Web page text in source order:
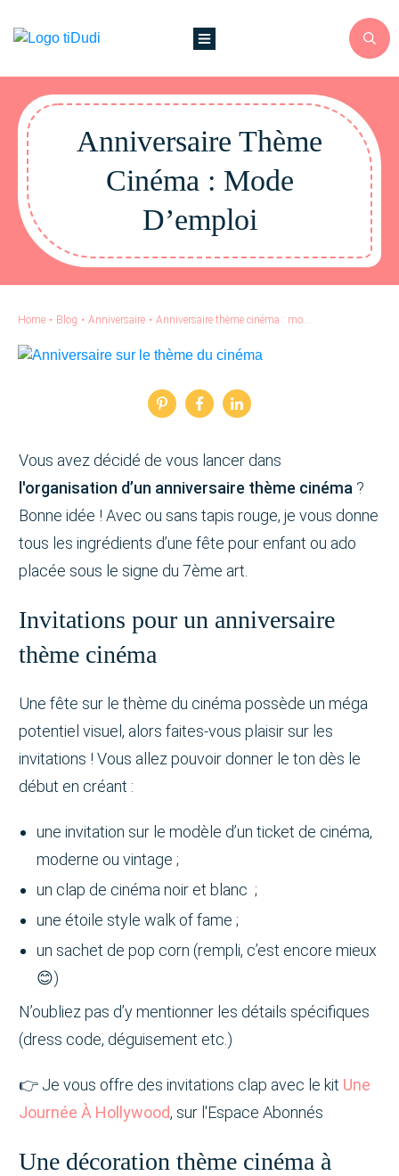
Anniversaire Thème
Cinéma : Mode
D’emploi
Home • Blog • Anniversaire • Anniversaire thème cinéma : mode d’emploi
Vous avez décidé de vous lancer dans
l'organisation d’un anniversaire thème cinéma ?
Bonne idée ! Avec ou sans tapis rouge, je vous donne
tous les ingrédients d’une fête pour enfant ou ado
placée sous le signe du 7ème art.
Invitations pour un anniversaire
thème cinéma
Une fête sur le thème du cinéma possède un méga
potentiel visuel, alors faites-vous plaisir sur les
invitations ! Vous allez pouvoir donner le ton dès le
début en créant :
une invitation sur le modèle d’un ticket de cinéma,
moderne ou vintage ;
un clap de cinéma noir et blanc ;
une étoile style walk of fame ;
un sachet de pop corn (rempli, c’est encore mieux
😊)
N’oubliez pas d’y mentionner les détails spécifiques
(dress code, déguisement etc.)
👉 Je vous offre des invitations clap avec le kit Une
Journée À Hollywood, sur l'Espace Abonnés
Une décoration thème cinéma à